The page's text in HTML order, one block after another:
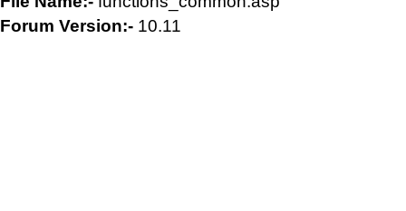
Forum Version:- 10.11